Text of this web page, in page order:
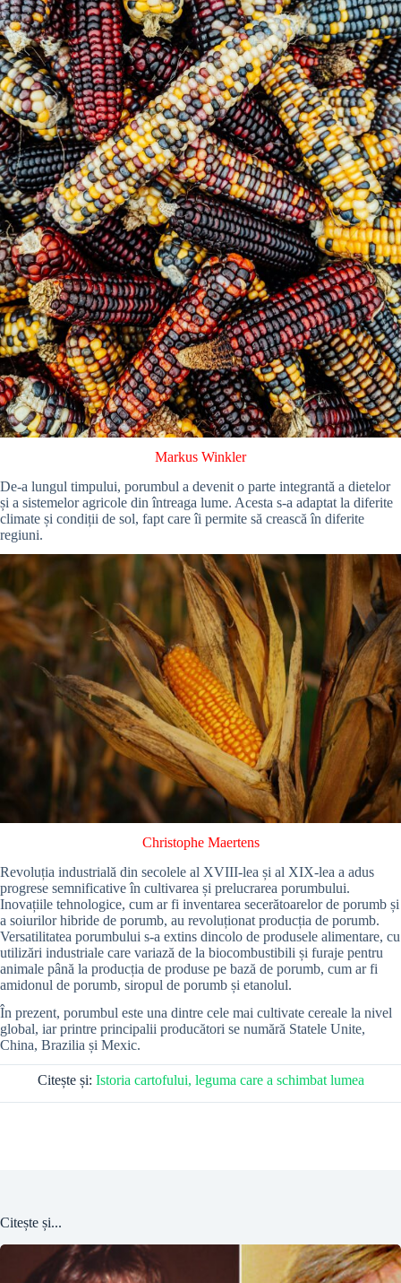
Markus Winkler
De-a lungul timpului, porumbul a devenit o parte integrantă a dietelor
și a sistemelor agricole din întreaga lume. Acesta s-a adaptat la diferite
climate și condiții de sol, fapt care îi permite să crească în diferite
regiuni.
Christophe Maertens
Revoluția industrială din secolele al XVIII-lea și al XIX-lea a adus
progrese semnificative în cultivarea și prelucrarea porumbului.
Inovațiile tehnologice, cum ar fi inventarea secerătoarelor de porumb și
a soiurilor hibride de porumb, au revoluționat producția de porumb.
Versatilitatea porumbului s-a extins dincolo de produsele alimentare, cu
utilizări industriale care variază de la biocombustibili și furaje pentru
animale până la producția de produse pe bază de porumb, cum ar fi
amidonul de porumb, siropul de porumb și etanolul.
În prezent, porumbul este una dintre cele mai cultivate cereale la nivel
global, iar printre principalii producători se numără Statele Unite,
China, Brazilia și Mexic.
Citește și: Istoria cartofului, leguma care a schimbat lumea
Citește și...